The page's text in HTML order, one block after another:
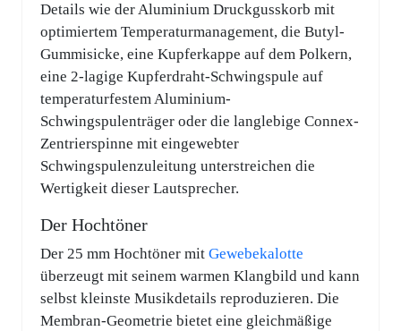
Details wie der Aluminium Druckgusskorb mit
optimiertem Temperaturmanagement, die Butyl-
Gummisicke, eine Kupferkappe auf dem Polkern,
eine 2-lagige Kupferdraht-Schwingspule auf
temperaturfestem Aluminium-
Schwingspulenträger oder die langlebige Connex-
Zentrierspinne mit eingewebter
Schwingspulenzuleitung unterstreichen die
Wertigkeit dieser Lautsprecher.
Der Hochtöner
Der 25 mm Hochtöner mit Gewebekalotte
überzeugt mit seinem warmen Klangbild und kann
selbst kleinste Musikdetails reproduzieren. Die
Membran-Geometrie bietet eine gleichmäßige